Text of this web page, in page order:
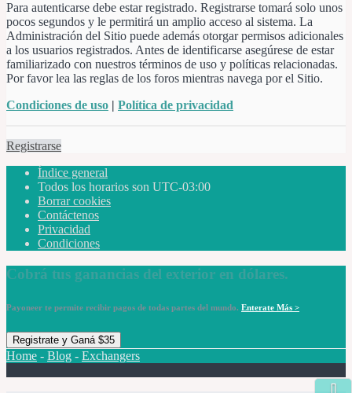
Para autenticarse debe estar registrado. Registrarse tomará solo unos
pocos segundos y le permitirá un amplio acceso al sistema. La
Administración del Sitio puede además otorgar permisos adicionales
a los usuarios registrados. Antes de identificarse asegúrese de estar
familiarizado con nuestros términos de uso y políticas relacionadas.
Por favor lea las reglas de los foros mientras navega por el Sitio.
Condiciones de uso | Política de privacidad
Registrarse
Índice general
Todos los horarios son UTC-03:00
Borrar cookies
Contáctenos
Privacidad
Condiciones
Cobrá tus ganancias del exterior en dólares.
Payoneer te permite recibir pagos de todas partes del mundo. Enterate Más >
Registrate y Ganá $35
Home - Blog - Exchangers